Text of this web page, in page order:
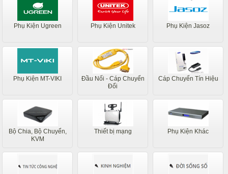
Phụ Kiện Ugreen Phụ Kiện Unitek Phụ Kiện Jasoz
Phụ Kiện MT-VIKI
Đầu Nối - Cáp Chuyển
Đổi
Cáp Chuyển Tín Hiệu
Bộ Chia, Bộ Chuyển,
KVM
Thiết bị mạng Phụ Kiện Khác